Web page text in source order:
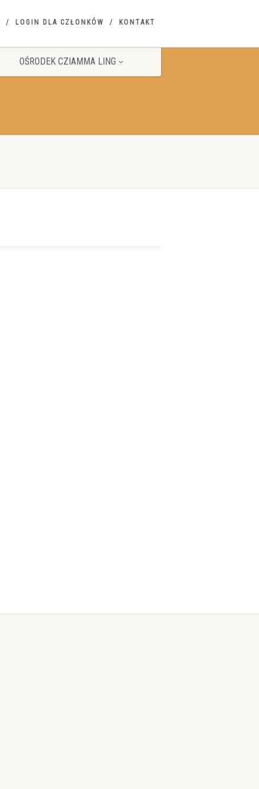
LOGIN DLA CZŁONKÓW KONTAKT
OŚRODEK CZIAMMA LING